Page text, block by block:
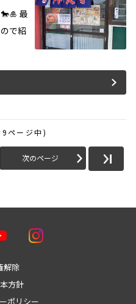
最
で紹
ページ中)
次のページ
解除
方針
ポリシー